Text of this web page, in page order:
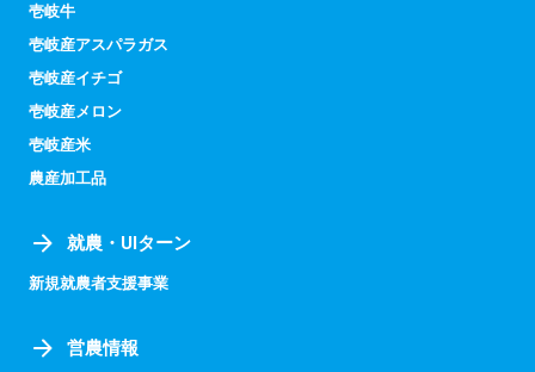
壱岐牛
壱岐産アスパラガス
壱岐産イチゴ
壱岐産メロン
壱岐産米
農産加工品
就農・UIターン
新規就農者支援事業
営農情報